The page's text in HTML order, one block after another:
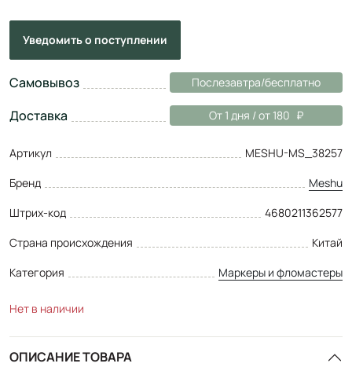
Уведомитьо поступлении
Самовывоз Послезавтра/бесплатно
Доставка От 1 дня / от 180
Артикул
MESHU-MS_38257
Бренд
Meshu
Штрих-код
4680211362577
Страна происхождения
Китай
Категория
Маркеры и фломастеры
Нет в наличии
ОПИСАНИЕ ТОВАРА